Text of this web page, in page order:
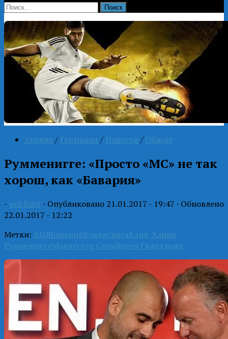
Найти:
Англия / Германия / Новости / Общие
Румменигге: «Просто «МС» не так
хорош, как «Бавария»
- publizist · Опубликовано 21.01.2017 - 19:47 · Обновлено
22.01.2017 - 12:22
Метки: АПЛБаварияБундеслигаКарл-Хайнц
РуммениггеМанчестер СитиХосеп Гвардиола